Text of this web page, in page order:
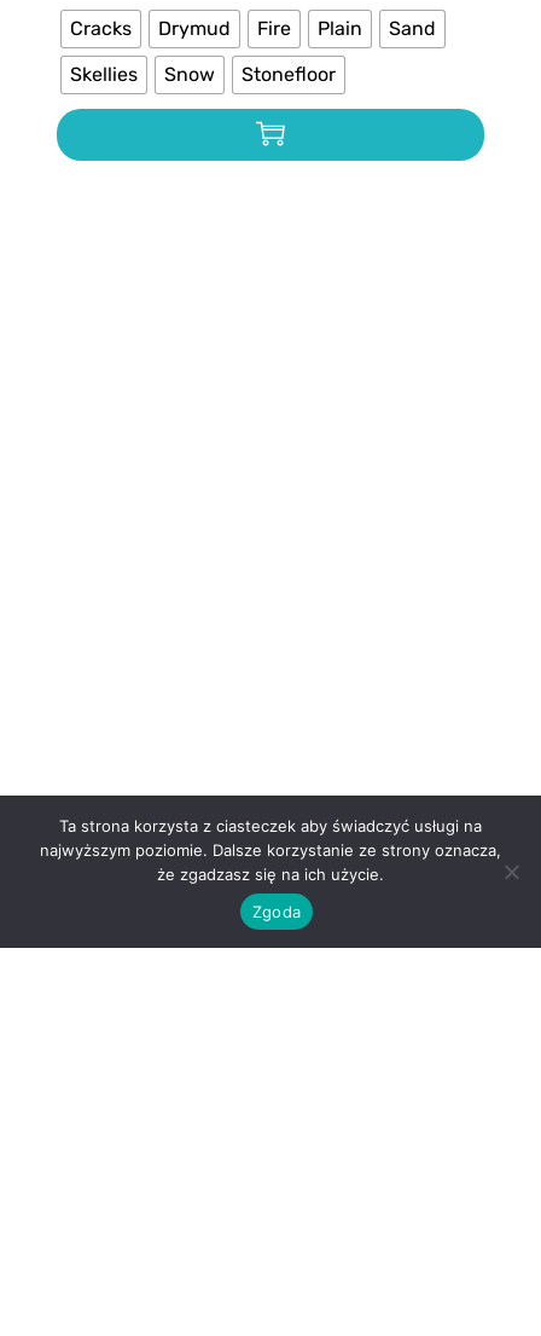
Cracks Drymud Fire Plain
Sand
Skellies
Snow Stonefloor
Ta strona korzysta z ciasteczek aby świadczyć usługi na
najwyższym poziomie. Dalsze korzystanie ze strony oznacza,
że zgadzasz się na ich użycie.
Zgoda